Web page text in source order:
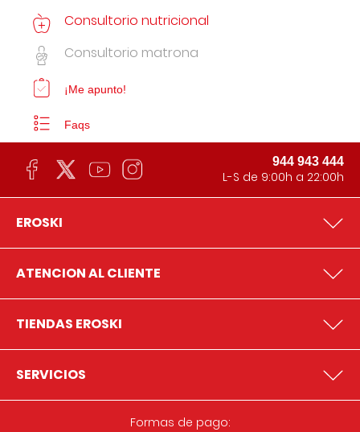
Consultorio nutricional
Consultorio matrona
¡Me apunto!
Faqs
944 943 444
L-S de 9:00h a 22:00h
EROSKI
ATENCION AL CLIENTE
TIENDAS EROSKI
SERVICIOS
Formas de pago: